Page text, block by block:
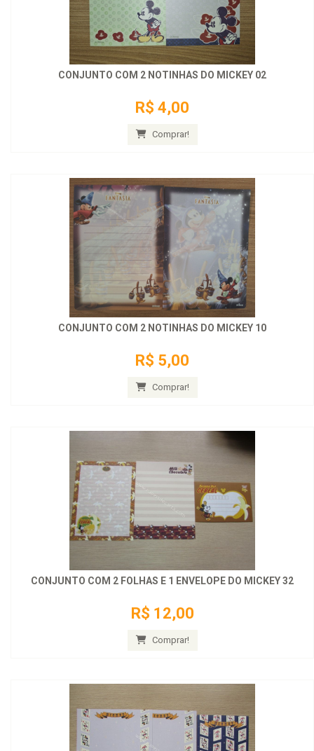
CONJUNTO COM 2 NOTINHAS DO MICKEY 02
R$ 4,00
Comprar!
CONJUNTO COM 2 NOTINHAS DO MICKEY 10
R$ 5,00
Comprar!
CONJUNTO COM 2 FOLHAS E 1 ENVELOPE DO MICKEY 32
R$ 12,00
Comprar!